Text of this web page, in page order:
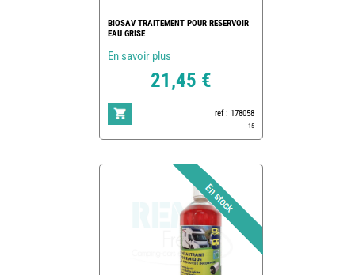
BIOSAV TRAITEMENT POUR RESERVOIR
EAU GRISE
En savoir plus
21,45 €
ref : 178058
15